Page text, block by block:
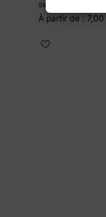
Stromatolite (pierre roulée)
À partir de :7,00€